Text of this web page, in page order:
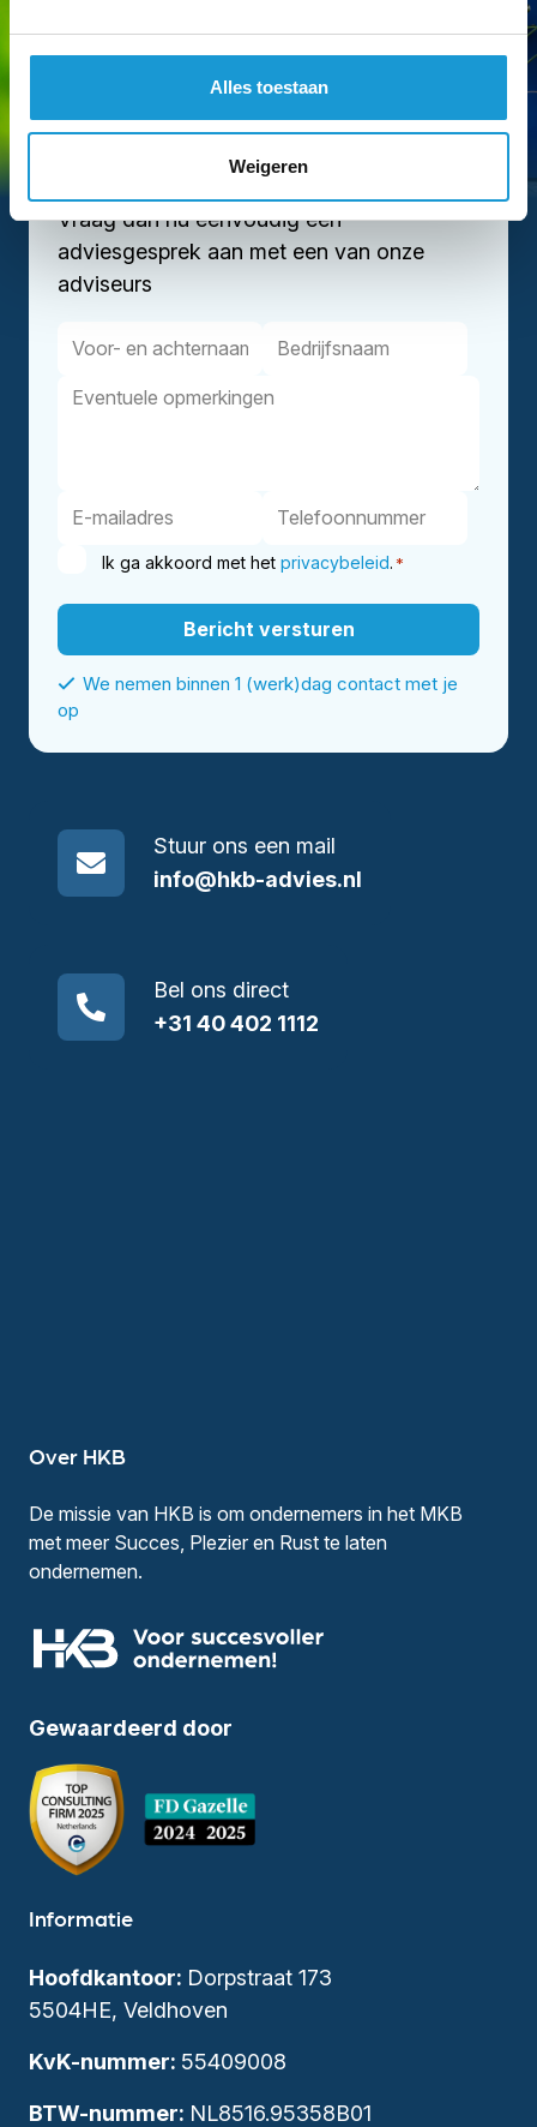
Alles toestaan
Weigeren
Hebben we je interesse gewekt?
Vraag dan nu eenvoudig een
adviesgesprek aan met een van onze
adviseurs
Ik ga akkoord met het privacybeleid. *
We nemen binnen 1 (werk)dag contact met je
op
Stuur ons een mail
info@hkb-advies.nl
Bel ons direct
+31 40 402 1112
Over HKB
De missie van HKB is om ondernemers in het MKB
met meer Succes, Plezier en Rust te laten
ondernemen.
Gewaardeerd door
Informatie
Hoofdkantoor: Dorpstraat 173
5504HE, Veldhoven
KvK-nummer: 55409008
BTW-nummer: NL8516.95358B01